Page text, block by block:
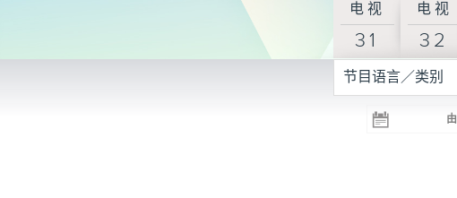
电视
31
电视
32
节目语言／类别
由